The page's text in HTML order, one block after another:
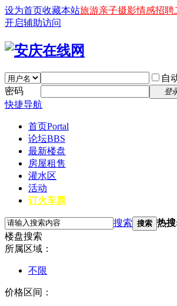
设为首页收藏本站旅游亲子摄影情感招聘
开启辅助访问
自
密码
登
快捷导航
首页Portal
论坛BBS
最新楼盘
房屋租售
灌水区
活动
订火车票
搜索 搜索 热
楼盘搜索
所属区域：
不限
价格区间：